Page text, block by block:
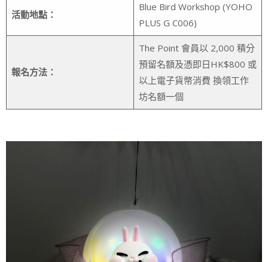
活動地點：
Blue Bird Workshop (YOHO
PLUS G C006)
報名方法：
The Point 會員以 2,000 積分
預留名額及憑即日HK$800 或
以上電子貨幣消費 換領工作
坊名額一個